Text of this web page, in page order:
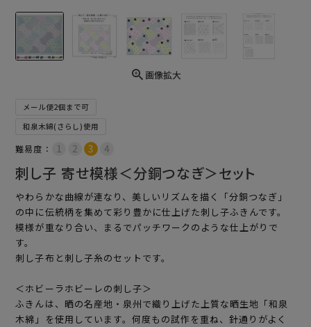
画像拡大
メール便2個まで可
和泉木綿(さらし)使用
難易度：
刺し子 寄せ模様＜分銅つなぎ＞セット
やわらかな曲線が連なり、美しいリズムを描く「分銅つなぎ」
の中に伝統柄を集めて彩り豊かに仕上げた刺し子ふきんです。
模様が重なり合い、まるでパッチワークのような仕上がりで
す。
刺し子布と刺し子糸のセットです。
＜ホビーラホビーレの刺し子＞
ふきんは、晒の名産地・泉州で織り上げた上質な晒生地「和泉
木綿」を使用しています。何度もの試作を重ね、針通りがよく